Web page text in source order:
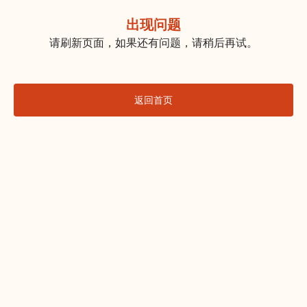
出现问题
请刷新页面，如果还有问题，请稍后再试。
返回首页